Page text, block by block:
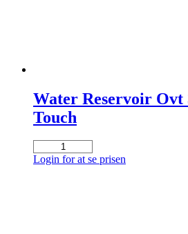
Water Reservoir Ovt
Touch
Reservoir
Login for at se prisen